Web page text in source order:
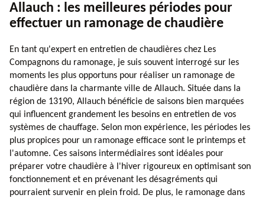
Allauch : les meilleures périodes pour
effectuer un ramonage de chaudière
En tant qu'expert en entretien de chaudières chez Les
Compagnons du ramonage, je suis souvent interrogé sur les
moments les plus opportuns pour réaliser un ramonage de
chaudière dans la charmante ville de Allauch. Située dans la
région de 13190, Allauch bénéficie de saisons bien marquées
qui influencent grandement les besoins en entretien de vos
systèmes de chauffage. Selon mon expérience, les périodes les
plus propices pour un ramonage efficace sont le printemps et
l'automne. Ces saisons intermédiaires sont idéales pour
préparer votre chaudière à l'hiver rigoureux en optimisant son
fonctionnement et en prévenant les désagréments qui
pourraient survenir en plein froid. De plus, le ramonage dans